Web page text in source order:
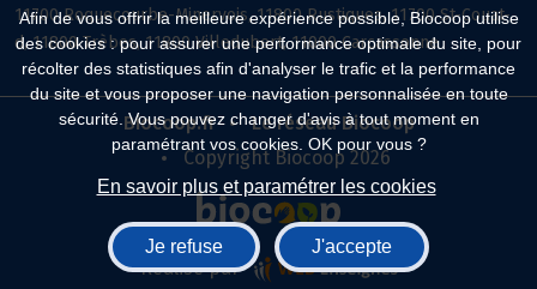
Afin de vous offrir la meilleure expérience possible, Biocoop utilise
des cookies : pour assurer une performance optimale du site, pour
récolter des statistiques afin d'analyser le trafic et la performance
du site et vous proposer une navigation personnalisée en toute
sécurité. Vous pouvez changer d'avis à tout moment en
paramétrant vos cookies. OK pour vous ?
En savoir plus et paramétrer les cookies
Je refuse J'accepte
11700 Roquecourbe-Minervois, 11800 Rustiques, 11700 St-Couat-
d, 11800 Trèbes, 11800 Villedubert, 11000 Carcassonne
Biocoop.fr
Le réseau Biocoop
Copyright Biocoop 2026
Réalisé par